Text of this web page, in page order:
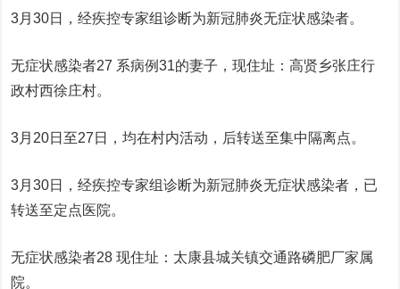
3月30日，经疾控专家组诊断为新冠肺炎无症状感染者。
无症状感染者27 系病例31的妻子，现住址：高贤乡张庄行
政村西徐庄村。
3月20日至27日，均在村内活动，后转送至集中隔离点。
3月30日，经疾控专家组诊断为新冠肺炎无症状感染者，已
转送至定点医院。
无症状感染者28 现住址：太康县城关镇交通路磷肥厂家属
院。